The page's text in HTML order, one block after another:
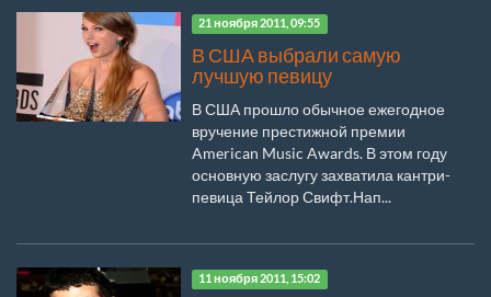
21 ноября 2011, 09:55
В США выбрали самую
лучшую певицу
В США прошло обычное ежегодное
вручение престижной премии
American Music Awards. В этом году
основную заслугу захватила кантри-
певица Тейлор Свифт.Нап...
11 ноября 2011, 15:02